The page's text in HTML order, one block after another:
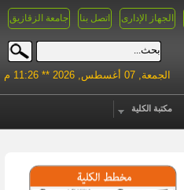
جامعة الزقازيق اتصل بنا الجهاز الإدارى
الجمعة, 07 أغسطس, 2026 ** 11:26 م
مكتبة الكلية